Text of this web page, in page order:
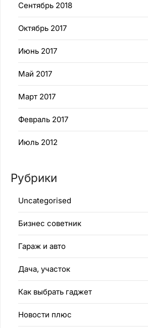
Сентябрь 2018
Октябрь 2017
Июнь 2017
Май 2017
Март 2017
Февраль 2017
Июль 2012
Рубрики
Uncategorised
Бизнес советник
Гараж и авто
Дача, участок
Как выбрать гаджет
Новости плюс